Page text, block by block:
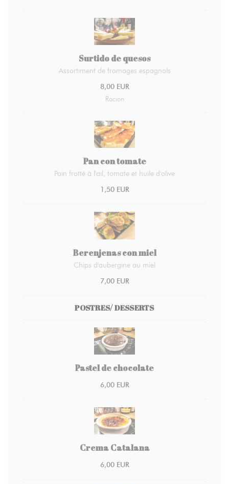
Surtido de quesos
Assortiment de fromages espagnols
8,00 EUR
Racion
Pan con tomate
Pain frotté à l'ail, tomate et huile d'olive
1,50 EUR
Berenjenas con miel
Chips d'aubergine au miel
7,00 EUR
POSTRES/ DESSERTS
Pastel de chocolate
6,00 EUR
Crema Catalana
6,00 EUR